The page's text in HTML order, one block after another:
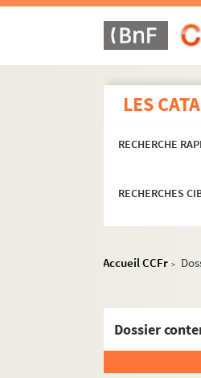
LES
RECHERCHE
RECHERCHES
Accueil CCFr >